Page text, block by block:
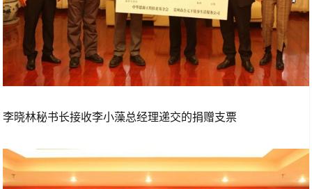
李晓林秘书长接收李小藻总经理递交的捐赠支票